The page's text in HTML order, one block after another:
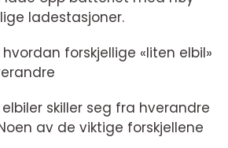
ladestasjoner.
forskjellige «liten elbil»
skiller seg fra hverandre
av de viktige forskjellene